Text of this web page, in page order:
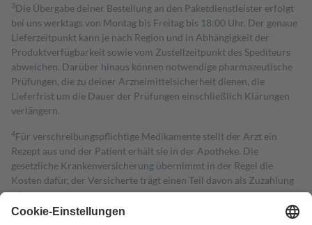
3Die Übergabe deiner Bestellung an den Paketdienstleister erfolgt
bei uns werktags von Montag bis Freitag bis 18:00 Uhr. Der genaue
Lieferzeitpunkt kann je nach Region und in Abhängigkeit der
Produktverfügbarkeit sowie vom Zustellzeitpunkt des Spediteurs
abweichen. Darüber hinaus können notwendige pharmazeutische
Prüfungen, die zu deiner Arzneimittelsicherheit dienen, die
Lieferfrist um die Dauer der Prüfungen einschließlich Klärungen
verlängern.
4Für verschreibungspflichtige Medikamente stellt der Arzt ein
Rezept aus und der Patient erhält sie in der Apotheke. Die
gesetzliche Krankenversicherung übernimmt in der Regel die
Kosten dafür, der Versicherte trägt einen Teil davon als Zuzahlung
mit.
Grundsätzlich leisten Mitglieder Zuzahlungen in Höhe von zehn